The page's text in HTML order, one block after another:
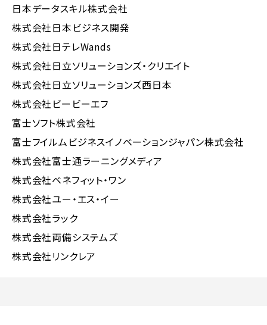
日本データスキル株式会社
株式会社日本ビジネス開発
株式会社日テレWands
株式会社日立ソリューションズ・クリエイト
株式会社日立ソリューションズ西日本
株式会社ビービーエフ
富士ソフト株式会社
富士フイルムビジネスイノベーションジャパン株式会社
株式会社富士通ラーニングメディア
株式会社ベネフィット・ワン
株式会社ユー・エス・イー
株式会社ラック
株式会社両備システムズ
株式会社リンクレア